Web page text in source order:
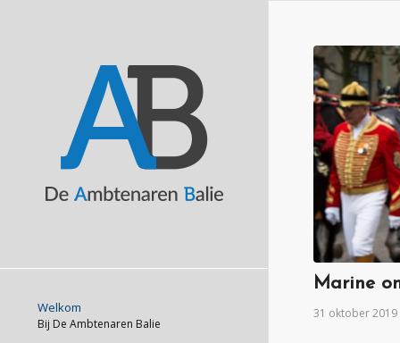
Welkom
Bij De Ambtenaren Balie
Marine
31 oktober 2019